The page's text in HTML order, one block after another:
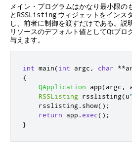
メイン・プログラムはかなり最小限の
と RSSListing ウィジェットをインス
し、前者に制御を渡すだけである。説
リソースのデフォルト値としてQtブロ
与えます。
int main(int argc , char **
{
QApplication app(argc ,
RSSListing rsslisting(u
    rsslisting
. show();
return app .exec();
}